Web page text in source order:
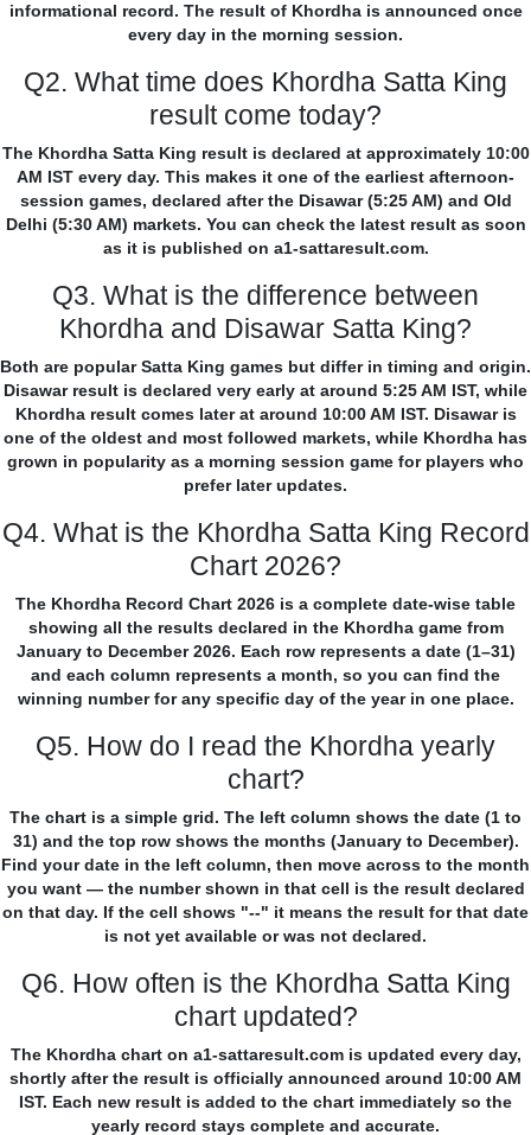
informational record. The result of Khordha is announced once
every day in the morning session.
Q2. What time does Khordha Satta King
result come today?
The Khordha Satta King result is declared at approximately 10:00
AM IST every day. This makes it one of the earliest afternoon-
session games, declared after the Disawar (5:25 AM) and Old
Delhi (5:30 AM) markets. You can check the latest result as soon
as it is published on a1-sattaresult.com.
Q3. What is the difference between
Khordha and Disawar Satta King?
Both are popular Satta King games but differ in timing and origin.
Disawar result is declared very early at around 5:25 AM IST, while
Khordha result comes later at around 10:00 AM IST. Disawar is
one of the oldest and most followed markets, while Khordha has
grown in popularity as a morning session game for players who
prefer later updates.
Q4. What is the Khordha Satta King Record
Chart 2026?
The Khordha Record Chart 2026 is a complete date-wise table
showing all the results declared in the Khordha game from
January to December 2026. Each row represents a date (1–31)
and each column represents a month, so you can find the
winning number for any specific day of the year in one place.
Q5. How do I read the Khordha yearly
chart?
The chart is a simple grid. The left column shows the date (1 to
31) and the top row shows the months (January to December).
Find your date in the left column, then move across to the month
you want — the number shown in that cell is the result declared
on that day. If the cell shows "--" it means the result for that date
is not yet available or was not declared.
Q6. How often is the Khordha Satta King
chart updated?
The Khordha chart on a1-sattaresult.com is updated every day,
shortly after the result is officially announced around 10:00 AM
IST. Each new result is added to the chart immediately so the
yearly record stays complete and accurate.